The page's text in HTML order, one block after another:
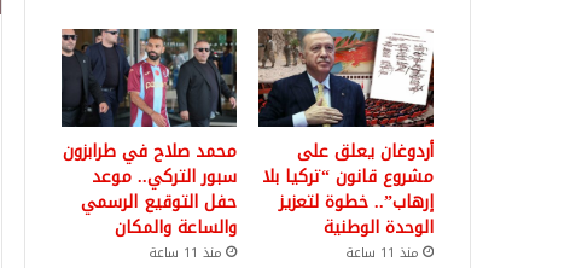
أردوغان يعلق على
مشروع قانون “تركيا بلا
إرهاب”.. خطوة لتعزيز
الوحدة الوطنية
منذ 11 ساعة
محمد صلاح في طرابزون
سبور التركي.. موعد
حفل التوقيع الرسمي
والساعة والمكان
منذ 11 ساعة